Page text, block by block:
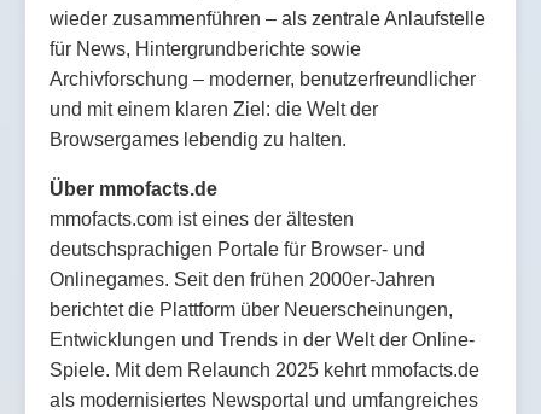
wieder zusammenführen – als zentrale Anlaufstelle
für News, Hintergrundberichte sowie
Archivforschung – moderner, benutzerfreundlicher
und mit einem klaren Ziel: die Welt der
Browsergames lebendig zu halten.
Über mmofacts.de
mmofacts.com ist eines der ältesten
deutschsprachigen Portale für Browser- und
Onlinegames. Seit den frühen 2000er-Jahren
berichtet die Plattform über Neuerscheinungen,
Entwicklungen und Trends in der Welt der Online-
Spiele. Mit dem Relaunch 2025 kehrt mmofacts.de
als modernisiertes Newsportal und umfangreiches